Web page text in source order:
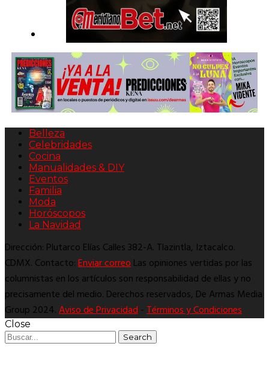
Belleza
Celebridades
Cocina
Manualidades & DIY
Eventos
Familia
Moda
Horóscopos
La Navidad
Dirección: Plutarco Elías Calles 382-A. Tlazintla, Iztacalco.
CDMX. Contacto:Enviar correoLas opiniones vertidas por las
columnistas en los artículos son responsabilidad de ellas y no
precisamente del medio. Derechos reservados, De Armas Media
Group 2024.Aviso de Privacidad-Términos y Condiciones
Close